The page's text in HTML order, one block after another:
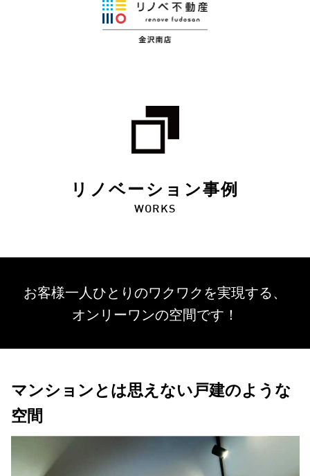
リノベーション事例
WORKS
お客様一人ひとりのワクワクを実現する、
オンリーワンの空間です！
マンションとは思えない戸建のような
空間